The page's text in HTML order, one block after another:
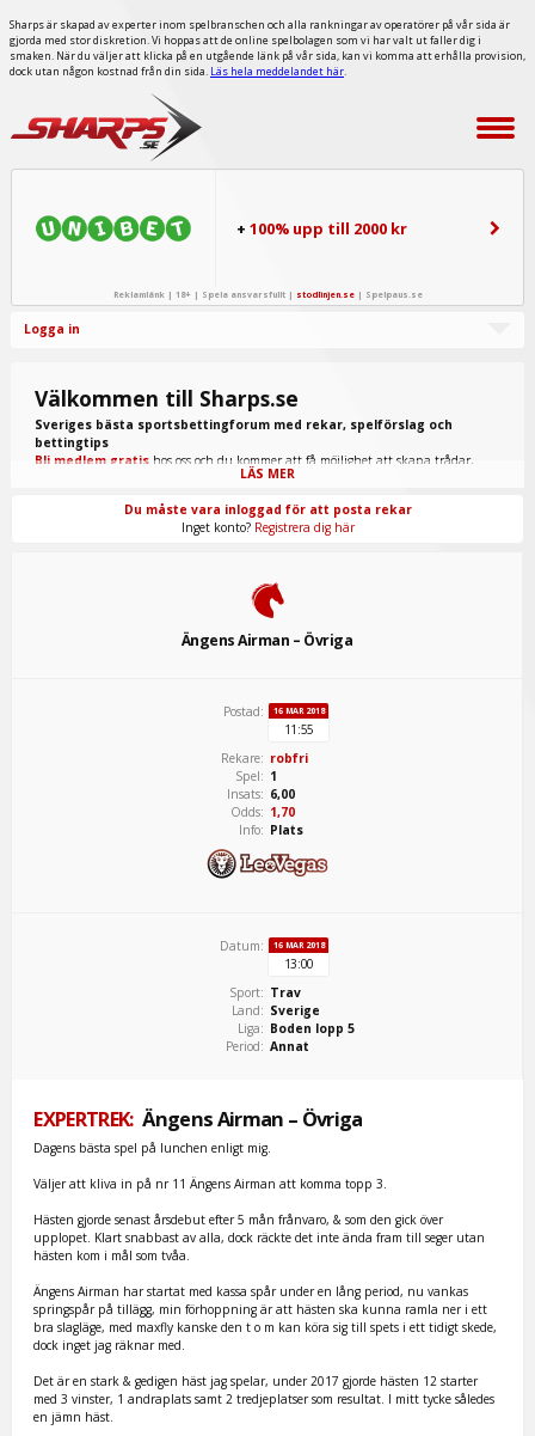
Sharps är skapad av experter inom spelbranschen och alla rankningar av operatörer på vår sida är
gjorda med stor diskretion. Vi hoppas att de online spelbolagen som vi har valt ut faller dig i
smaken. När du väljer att klicka på en utgående länk på vår sida, kan vi komma att erhålla provision,
dock utan någon kostnad från din sida. Läs hela meddelandet här.
+100% upp till 2000 kr
Reklamlänk | 18+ | Spela ansvarsfullt | stodlinjen.se| Spelpaus.se
Logga in
Välkommen till Sharps.se
Sveriges bästa sportsbettingforum med rekar, spelförslag och
bettingtips
Bli medlem gratis hos oss och du kommer att få möjlighet att skapa trådar,
skriva inlägg, ta del av spel från "procappers" och mycket annat.
LÄS MER
Du måste vara inloggad för att posta rekar
Inget konto? Registrera dig här
EXPERTREK:Ängens Airman – Övriga
Dagens bästa spel på lunchen enligt mig.
Väljer att kliva in på nr 11 Ängens Airman att komma topp 3.
Hästen gjorde senast årsdebut efter 5 mån frånvaro, & som den gick över
upplopet. Klart snabbast av alla, dock räckte det inte ända fram till seger utan
hästen kom i mål som tvåa.
Ängens Airman har startat med kassa spår under en lång period, nu vankas
springspår på tillägg, min förhoppning är att hästen ska kunna ramla ner i ett
bra slagläge, med maxfly kanske den t o m kan köra sig till spets i ett tidigt skede,
dock inget jag räknar med.
Det är en stark & gedigen häst jag spelar, under 2017 gjorde hästen 12 starter
med 3 vinster, 1 andraplats samt 2 tredjeplatser som resultat. I mitt tycke således
en jämn häst.
Ängens Airman – Övriga
Postad: 16 MAR 2018
11:55
Rekare: robfri
Spel: 1
Insats: 6,00
Odds: 1,70
Info: Plats
Datum: 16 MAR 2018
13:00
Sport: Trav
Land: Sverige
Liga: Boden lopp 5
Period: Annat